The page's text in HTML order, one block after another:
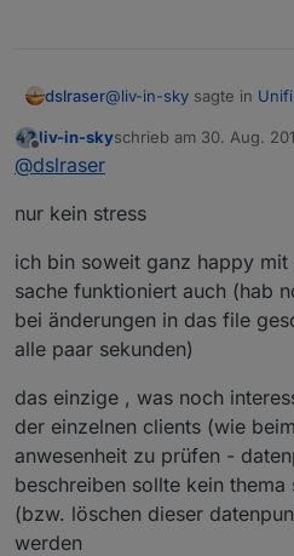
dslraser@liv-in-sky sagte in
der clients-tabelle
der lan sache ?
Das habe ich gestern
geschafft.
Und wie gesagt, am
Hause, vielleicht ist
Offline
liv-in-skyschrieb am 30. Aug.
zuletzt editiert von
@dslraser
nur kein stress
ich bin soweit ganz happy
sache funktioniert auch (hab
bei änderungen in das file
alle paar sekunden)
das einzige , was noch
der einzelnen clients (wie
anwesenheit zu prüfen -
beschreiben sollte kein
(bzw. löschen dieser
werden